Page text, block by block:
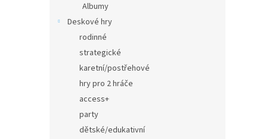
Albumy
Deskové hry
rodinné
strategické
karetní/postřehové
hry pro 2 hráče
access+
party
dětské/edukativní